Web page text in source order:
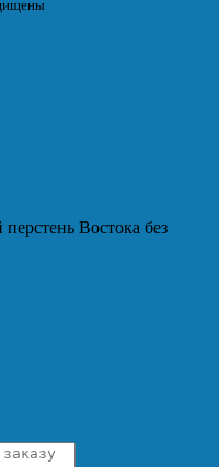
Востока без